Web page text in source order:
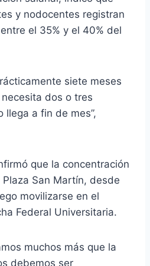
y nodocentes registran
el 35% y el 40% del
siete meses
dos o tres
llega a fin de mes”,
que la concentración
San Martín, desde
movilizarse en el
Federal Universitaria.
muchos más que la
debemos ser